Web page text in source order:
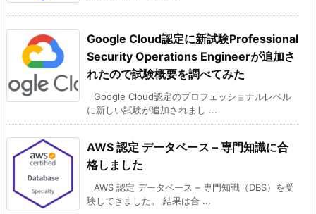
Google Cloud認定に新試験Professional
Security Operations Engineerが追加さ
れたので試験概要を調べてみた
Google Cloud認定のプロフェッショナルレベル
に新しい試験が追加されまし ...
AWS 認定 データベース – 専門知識に合
格しました
AWS 認定 データベース – 専門知識（DBS）を受
験してきました。 結果は合 ...